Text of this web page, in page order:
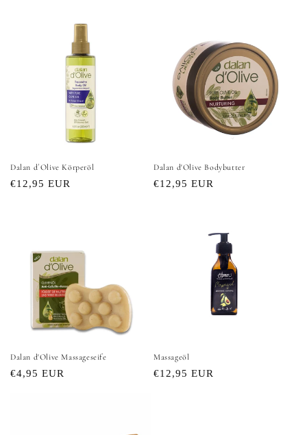
Dalan d´Olive Körperöl
Normaler
€12,95 EUR
Dalan d'Olive Bodybutter
Normaler
€12,95 EUR
Dalan d'Olive Massageseife
Normaler
€4,95 EUR
Massageöl
Normaler
€12,95 EUR